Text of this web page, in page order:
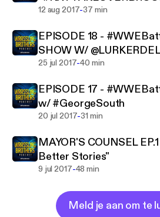
FOLLOW US AND COMMENT
AND STUFF"
12 aug 2017-37 min
EPISODE 18 -
SHOW W/
25 jul 2017-40 min
EPISODE 17 -
w/ #GeorgeSouth
20 jul 2017-31 min
MAYOR'S COUNSEL
Better Stories"
9 jul 2017-48 min
Meld je aan om te